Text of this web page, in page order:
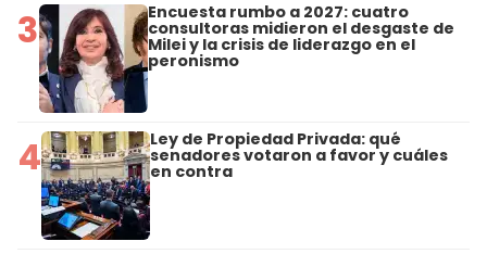
3 Encuesta rumbo a 2027: cuatro
consultoras midieron el desgaste de
Milei y la crisis de liderazgo en el
peronismo
4 Ley de Propiedad Privada: qué
senadores votaron a favor y cuáles
en contra